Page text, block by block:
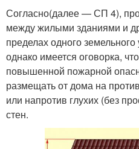
Согласно(далее — СП 4),
между жилыми зданиями и
пределах одного
однако имеется оговорка,
повышенной пожарной
размещать от дома на
или напротив глухих (без
стен.